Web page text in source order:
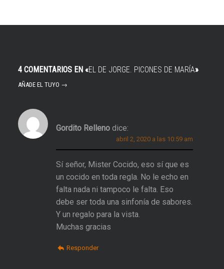
4 COMENTARIOS EN «EL DE JORGE. PICONES DE MARÍA»
AÑADE EL TUYO →
Gordito Relleno dice:
abril 2, 2020 a las 10:59 am
Sí señor, Mister Cocido, eso sí que es
un cocido en toda regla. No le echo en
falta nada ni tampoco le falta. Eso
debe ser toda una sinfonía de sabores.
Y un regalo para la vista.
Muchas gracias
Responder